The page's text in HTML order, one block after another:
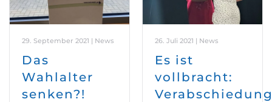
29. September 2021 | News
Das
Wahlalter
senken?!
26. Juli 2021 | News
Es ist
vollbracht: